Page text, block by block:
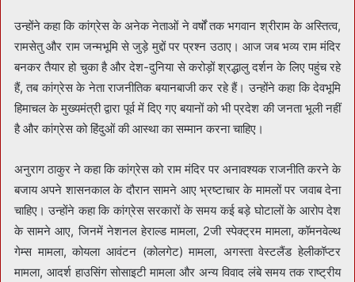
उन्होंने कहा कि कांग्रेस के अनेक नेताओं ने वर्षों तक भगवान श्रीराम के अस्तित्व,
रामसेतु और राम जन्मभूमि से जुड़े मुद्दों पर प्रश्न उठाए। आज जब भव्य राम मंदिर
बनकर तैयार हो चुका है और देश-दुनिया से करोड़ों श्रद्धालु दर्शन के लिए पहुंच रहे
हैं, तब कांग्रेस के नेता राजनीतिक बयानबाजी कर रहे हैं। उन्होंने कहा कि देवभूमि
हिमाचल के मुख्यमंत्री द्वारा पूर्व में दिए गए बयानों को भी प्रदेश की जनता भूली नहीं
है और कांग्रेस को हिंदुओं की आस्था का सम्मान करना चाहिए।
अनुराग ठाकुर ने कहा कि कांग्रेस को राम मंदिर पर अनावश्यक राजनीति करने के
बजाय अपने शासनकाल के दौरान सामने आए भ्रष्टाचार के मामलों पर जवाब देना
चाहिए। उन्होंने कहा कि कांग्रेस सरकारों के समय कई बड़े घोटालों के आरोप देश
के सामने आए, जिनमें नेशनल हेराल्ड मामला, 2जी स्पेक्ट्रम मामला, कॉमनवेल्थ
गेम्स मामला, कोयला आवंटन (कोलगेट) मामला, अगस्ता वेस्टलैंड हेलीकॉप्टर
मामला, आदर्श हाउसिंग सोसाइटी मामला और अन्य विवाद लंबे समय तक राष्ट्रीय